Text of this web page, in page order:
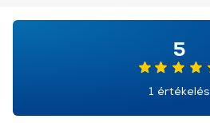
5
1 értékelés